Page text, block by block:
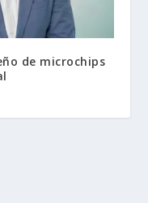
de microchips